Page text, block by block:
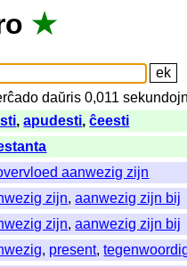
★
daŭris 0,011
,apudesti,ĉeesti
aanwezig zijn
zijn,aanwezig zijn bij
zijn,aanwezig zijn bij
, present,